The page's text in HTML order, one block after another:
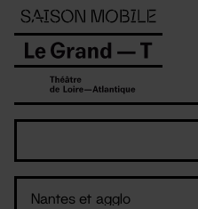
Panneau de gestion des cookies